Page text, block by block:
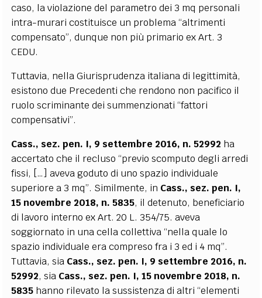
caso, la violazione del parametro dei 3 mq personali
intra-murari costituisce un problema “altrimenti
compensato”, dunque non più primario ex Art. 3
CEDU.
Tuttavia, nella Giurisprudenza italiana di legittimità,
esistono due Precedenti che rendono non pacifico il
ruolo scriminante dei summenzionati “fattori
compensativi”.
Cass., sez. pen. I, 9 settembre 2016, n. 52992 ha
accertato che il recluso “previo scomputo degli arredi
fissi, […] aveva goduto di uno spazio individuale
superiore a 3 mq”. Similmente, in Cass., sez. pen. I,
15 novembre 2018, n. 5835, il detenuto, beneficiario
di lavoro interno ex Art. 20 L. 354/75. aveva
soggiornato in una cella collettiva “nella quale lo
spazio individuale era compreso fra i 3 ed i 4 mq”.
Tuttavia, sia Cass., sez. pen. I, 9 settembre 2016, n.
52992, sia Cass., sez. pen. I, 15 novembre 2018, n.
5835 hanno rilevato la sussistenza di altri “elementi